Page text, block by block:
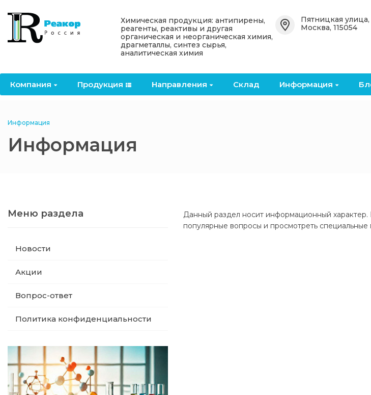
Компания Продукция Направления Склад Информация
Назад
Компания
Лицензии
Документы
Филиалы
Назад
Продукция
OceanСhem
Антипирены OceanСhem
антипирены
ангидриды
Химические реагенты
3ASenrise
Назад
Направления
Отвердители
Назад
Информация
Акции
Политика
конфиденциальности
Химическая продукция: антипирены,
реагенты, реактивы и другая
органическая и неорганическая химия,
драгметаллы, синтез сырья,
аналитическая химия
Пятницкая улица,
Москва, 115054
Информация
Информация
Меню раздела
Новости
Акции
Вопрос-ответ
Политика конфиденциальности
Данный раздел носит информационный
популярные вопросы и просмотреть